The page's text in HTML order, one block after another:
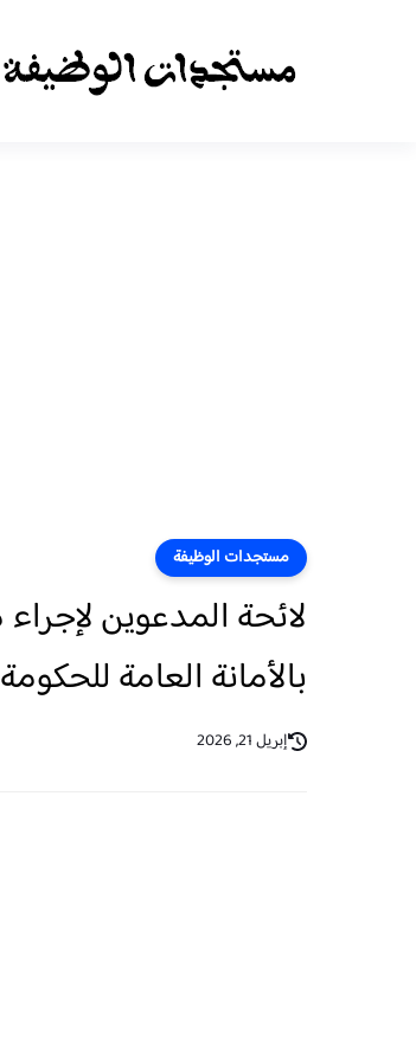
مستجدات الوظيفة
بالأمانة العامة للحكومة 2026
إبريل 21, 2026